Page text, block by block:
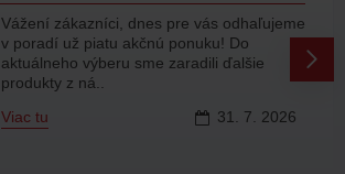
31. 7. 2026
Vážení zákazníci, dnes pre vás odhaľujeme
v poradí už piatu akčnú ponuku! Do
aktuálneho výberu sme zaradili ďalšie
produkty z ná..
Viac tu